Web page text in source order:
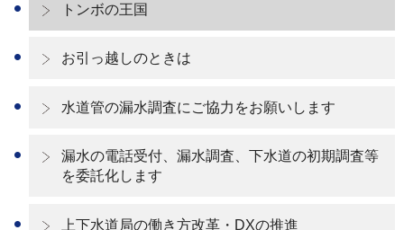
トンボの王国
お引っ越しのときは
水道管の漏水調査にご協力をお願いします
漏水の電話受付、漏水調査、下水道の初期調査等
を委託化します
上下水道局の働き方改革・DXの推進